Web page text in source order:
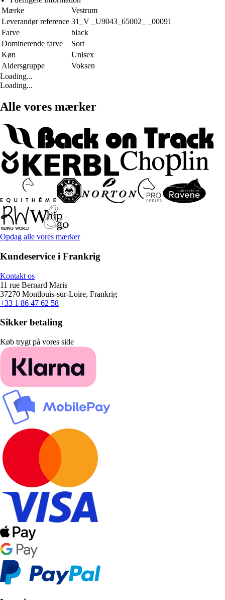
Mærke
Vestrum
Leverandør reference 31_V _U9043_65002_ _00091
Farve
black
Dominerende farve
Sort
Køn
Unisex
Aldersgruppe
Voksen
Loading...
Loading...
Alle vores mærker
Opdag alle vores mærker
Kundeservice i Frankrig
Kontakt os
11 rue Bernard Maris
37270 Montlouis-sur-Loire, Frankrig
+33 1 86 47 62 58
Sikker betaling
Køb trygt på vores side